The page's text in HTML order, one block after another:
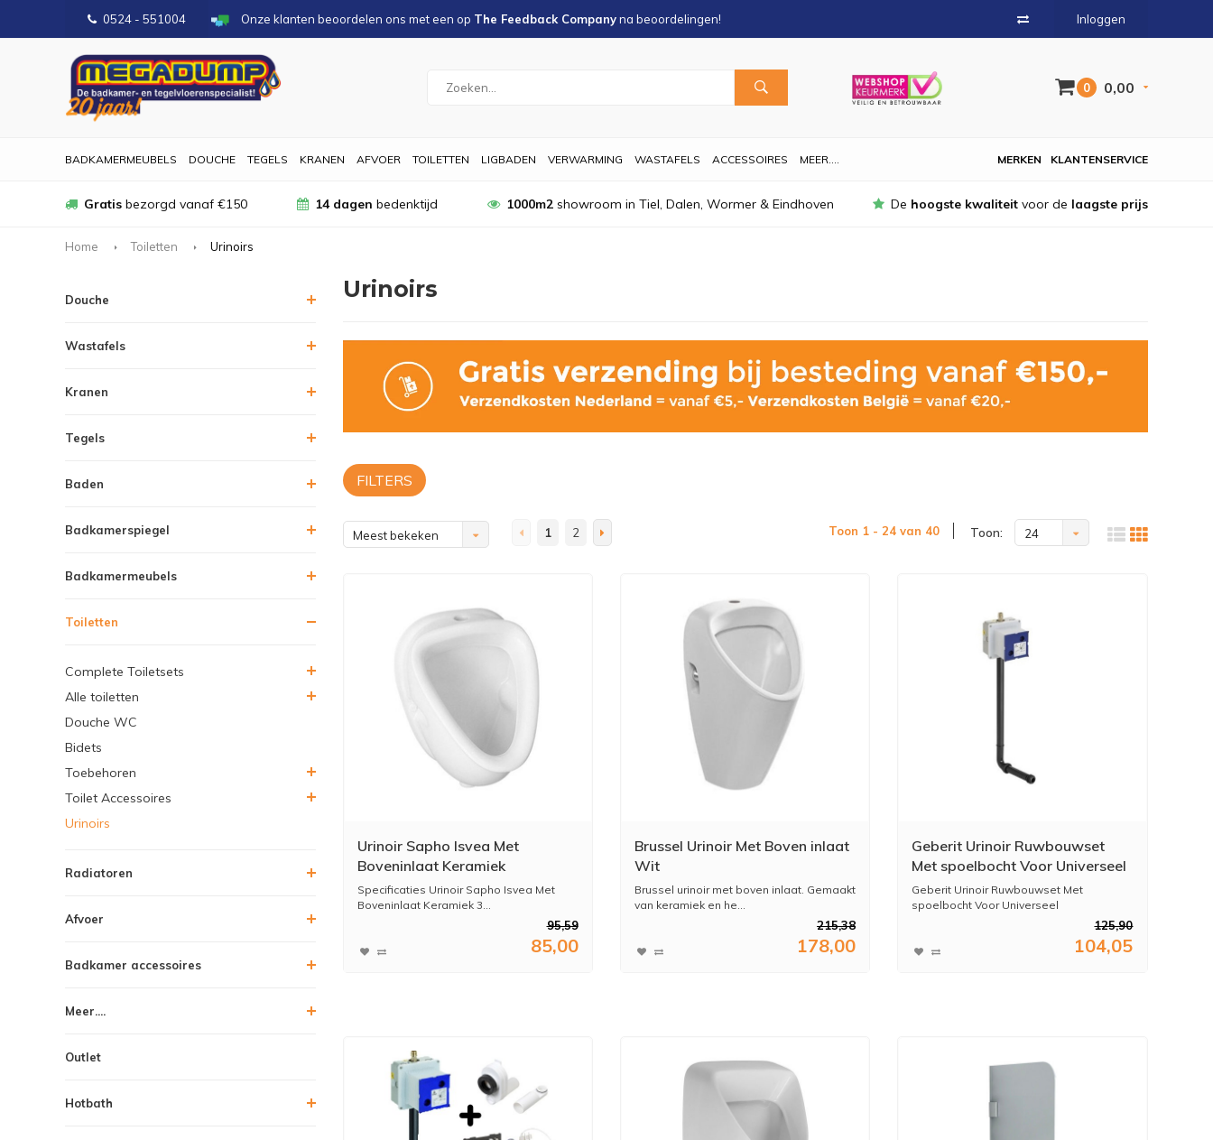
0524 - 551004 Onze klanten beoordelen ons met een op The Feedback Companyna beoordelingen! Inloggen
0 0,00
BADKAMERMEUBELS DOUCHE TEGELS KRANEN AFVOER TOILETTEN LIGBADEN VERWARMING WASTAFELS ACCESSOIRES MEER.... KLANTENSERVICE
MERKEN
Gratis bezorgd vanaf €150 14 dagen bedenktijd 1000m2showroom in Tiel, Dalen, Wormer & Eindhoven De hoogste kwaliteit voor de laagste prijs
Home Toiletten Urinoirs
Douche
Wastafels
Kranen
Tegels
Baden
Badkamerspiegel
Badkamermeubels
Toiletten
Complete Toiletsets
Alle toiletten
Douche WC
Bidets
Toebehoren
Toilet Accessoires
Urinoirs
Radiatoren
Afvoer
Badkamer accessoires
Meer....
Outlet
Hotbath
Urinoirs
FILTERS
Meest bekeken 1 2 Toon 1 - 24 van 40 Toon: 24
Urinoir Sapho Isvea Met
Boveninlaat Keramiek
32x45x31 Cm Wit
Specificaties Urinoir Sapho Isvea Met
Boveninlaat Keramiek 3...
95,59
85,00
Brussel Urinoir Met Boven inlaat
Wit
Brussel urinoir met boven inlaat. Gemaakt
van keramiek en he...
215,38
178,00
Geberit Urinoir Ruwbouwset
Met spoelbocht Voor Universeel
Geberit Urinoir Ruwbouwset Met
spoelbocht Voor Universeel
125,90
104,05